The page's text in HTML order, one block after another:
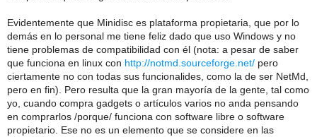
Evidentemente que Minidisc es plataforma propietaria, que por lo
demás en lo personal me tiene feliz dado que uso Windows y no
tiene problemas de compatibilidad con él (nota: a pesar de saber
que funciona en linux con http://notmd.sourceforge.net/ pero
ciertamente no con todas sus funcionalides, como la de ser NetMd,
pero en fin). Pero resulta que la gran mayoría de la gente, tal como
yo, cuando compra gadgets o artículos varios no anda pensando
en comprarlos /porque/ funciona con software libre o software
propietario. Ese no es un elemento que se considere en las